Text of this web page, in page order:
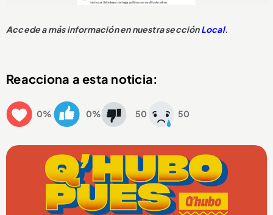
Accede a más información en nuestra secciónLocal.
Reacciona a esta noticia:
0% 0% 50 50